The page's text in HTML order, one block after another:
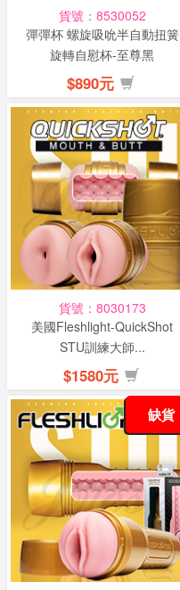
貨號：8530052
彈彈杯 螺旋吸吮半自動扭簧
旋轉自慰杯-至尊黑
$890元
貨號：8030173
美國Fleshlight-QuickShot
STU訓練大師...
$1580元
缺貨